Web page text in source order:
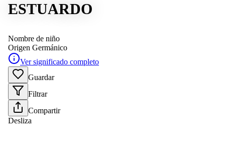
ESTUARDO
Nombre de niño
Origen Germánico
Ver significado completo
Guardar
Filtrar
Compartir
Desliza